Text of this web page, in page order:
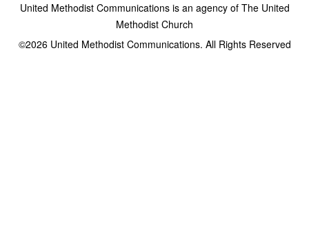
United Methodist Communications is an agency of The United
Methodist Church
©2026United Methodist Communications. All Rights Reserved